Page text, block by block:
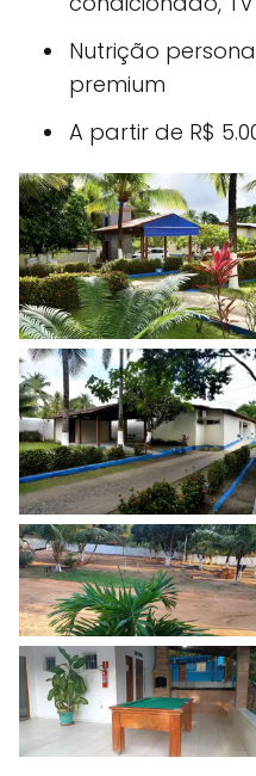
Nutrição
premium
A partir de R$